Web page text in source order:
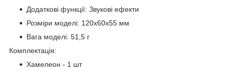
Додаткові функції: Звукові ефекти
Розміри моделі: 120х60х55 мм
Вага моделі: 51,5 г
Комплектація:
Хамелеон - 1 шт